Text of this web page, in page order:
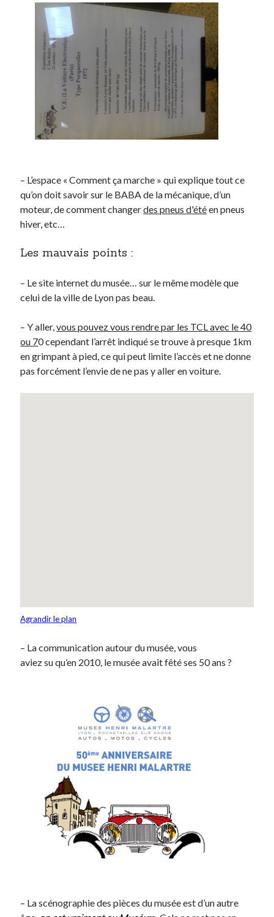
– L’espace « Comment ça marche » qui explique tout ce
qu’on doit savoir sur le BABA de la mécanique, d’un
moteur, de comment changerdes pneus d'étéen pneus
hiver, etc…
Les mauvais points :
– Le site internet du musée… sur le même modèle que
celui de la ville de Lyon pas beau.
– Y aller,vous pouvez vous rendre par les TCL avec le 40
ou 70 cependant l’arrêt indiqué se trouve à presque 1km
en grimpant à pied, ce qui peut limite l’accès et ne donne
pas forcément l’envie de ne pas y aller en voiture.
Agrandir le plan
– La communication autour du musée, vous
aviez su qu’en 2010, le musée avait fêté ses 50 ans ?
– La scénographie des pièces du musée est d’un autre